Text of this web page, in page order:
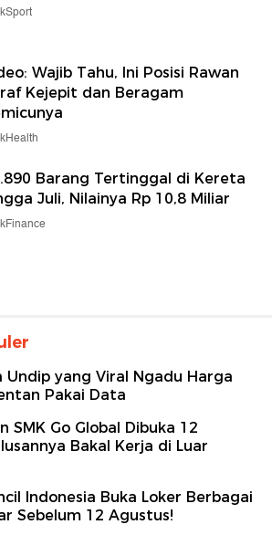
Wajib Tahu, Ini Posisi Rawan
Kejepit dan Beragam
Barang Tertinggal di Kereta
Juli, Nilainya Rp 10,8 Miliar
Undip yang Viral Ngadu Harga
Pakai Data
SMK Go Global Dibuka 12
Bakal Kerja di Luar
Indonesia Buka Loker Berbagai
Sebelum 12 Agustus!